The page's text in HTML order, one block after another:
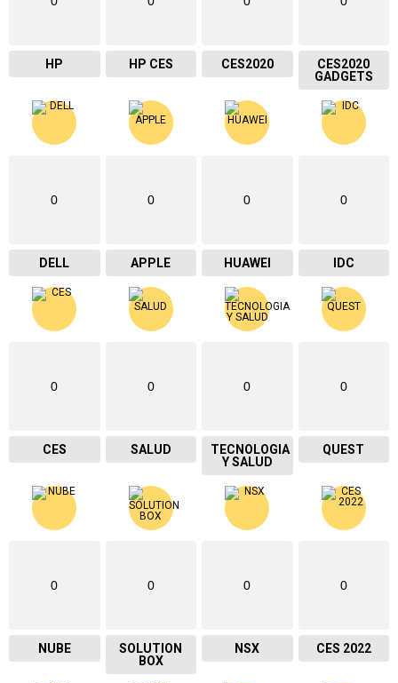
HP HP CES CES2020
CES2020
GADGETS
0
DELL
0
APPLE
0
HUAWEI
0
IDC
0
CES
0
SALUD
0
TECNOLOGIA
Y SALUD
0
QUEST
0
NUBE
0
SOLUTION
BOX
0
NSX
0
CES 2022